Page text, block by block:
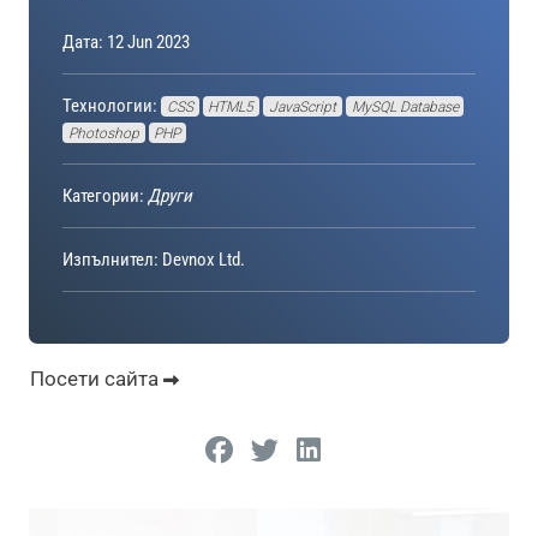
Дата: 12 Jun 2023
Технологии: CSS HTML5 JavaScript
MySQL Database
Photoshop
PHP
Категории: Други
Изпълнител: Devnox Ltd.
Посети сайта